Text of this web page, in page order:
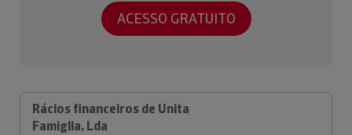
ACESSO GRATUITO
Rácios financeiros de Unita
Famiglia, Lda